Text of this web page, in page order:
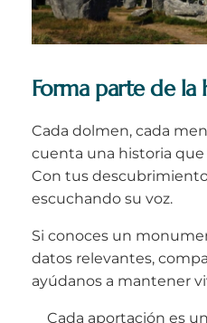
Forma parte de la
Cada dolmen, cada
cuenta una historia
Con tus
escuchando su voz.
Si conoces un
datos relevantes,
ayúdanos a mantener
Cada aportación es